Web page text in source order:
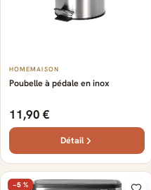
HOMEMAISON
Poubelle à pédale en inox
11,90 €
Détail
−5 %